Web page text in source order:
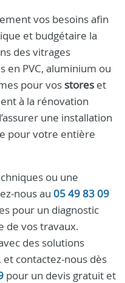
vos besoins afin
et budgétaire la
des vitrages
en PVC, aluminium ou
pour vos stores et
à la rénovation
une installation
pour votre entière
ou une
nous au 05 49 83 09
pour un diagnostic
de vos travaux.
des solutions
contactez-nous dès
pour un devis gratuit et